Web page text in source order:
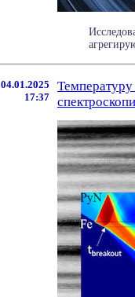
04.01.2025
17:37